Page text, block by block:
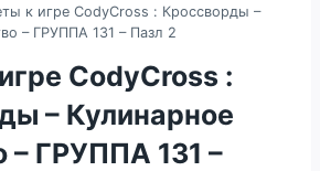
к игре CodyCross : Кроссворды –
– ГРУППА 131 – Пазл 2
CodyCross :
– Кулинарное
– ГРУППА 131 –